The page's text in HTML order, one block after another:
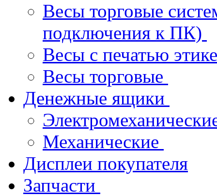
Весы торговые
подключения к ПК)
Весы с печатью
Весы торговые
Денежные ящики
Механические
Дисплеи покупателя
Запчасти